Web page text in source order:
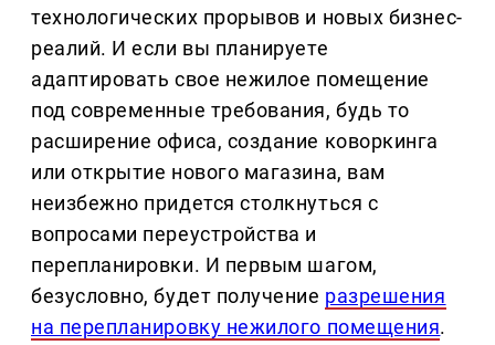
технологических прорывов и новых бизнес-
реалий. И если вы планируете
адаптировать свое нежилое помещение
под современные требования, будь то
расширение офиса, создание коворкинга
или открытие нового магазина, вам
неизбежно придется столкнуться с
вопросами переустройства и
перепланировки. И первым шагом,
безусловно, будет получение разрешения
на перепланировку нежилого помещения.